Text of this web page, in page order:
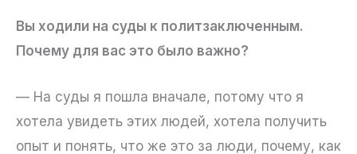
Вы ходили на суды к политзаключенным.
Почему для вас это было важно?
— На суды я пошла вначале, потому что я
хотела увидеть этих людей, хотела получить
опыт и понять, что же это за люди, почему, как